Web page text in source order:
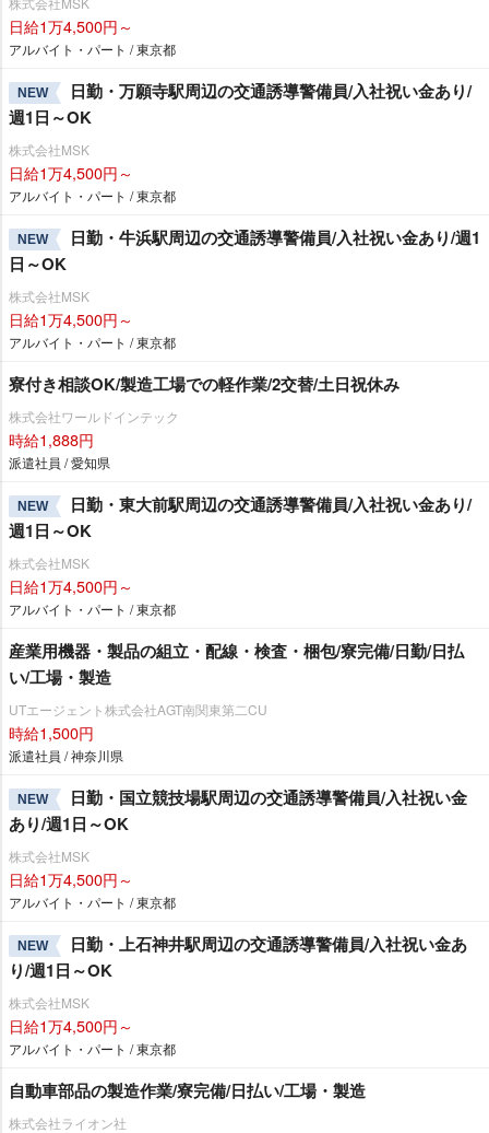
日給1万4,500円～
アルバイト・パート / 東京都
NEW
日勤・万願寺駅周辺の交通誘導警備員/入社祝い金あり/
週1日～OK
株式会社MSK
日給1万4,500円～
アルバイト・パート / 東京都
NEW
日勤・牛浜駅周辺の交通誘導警備員/入社祝い金あり/週1
日～OK
株式会社MSK
日給1万4,500円～
アルバイト・パート / 東京都
寮付き相談OK/製造工場での軽作業/2交替/土日祝休み
株式会社ワールドインテック
時給1,888円
派遣社員 / 愛知県
NEW
日勤・東大前駅周辺の交通誘導警備員/入社祝い金あり/
週1日～OK
株式会社MSK
日給1万4,500円～
アルバイト・パート / 東京都
産業用機器・製品の組立・配線・検査・梱包/寮完備/日勤/日払
い/工場・製造
UTエージェント株式会社AGT南関東第二CU
時給1,500円
派遣社員 / 神奈川県
NEW
日勤・国立競技場駅周辺の交通誘導警備員/入社祝い金
あり/週1日～OK
株式会社MSK
日給1万4,500円～
アルバイト・パート / 東京都
NEW
日勤・上石神井駅周辺の交通誘導警備員/入社祝い金あ
り/週1日～OK
株式会社MSK
日給1万4,500円～
アルバイト・パート / 東京都
自動車部品の製造作業/寮完備/日払い/工場・製造
株式会社ライオン社